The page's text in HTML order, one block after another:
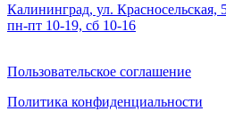
Калининград, ул. Красносельская,
пн-пт 10-19, сб 10-16
Пользовательское соглашение
Политика конфиденциальности